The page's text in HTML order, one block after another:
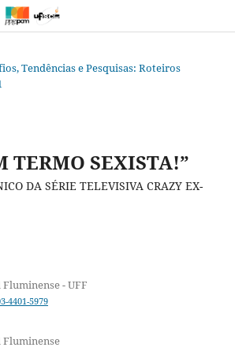
Tendências e Pesquisas: Roteiros
TERMO SEXISTA!”
DA SÉRIE TELEVISIVA CRAZY EX-
- UFF
4401-5979
Fluminense